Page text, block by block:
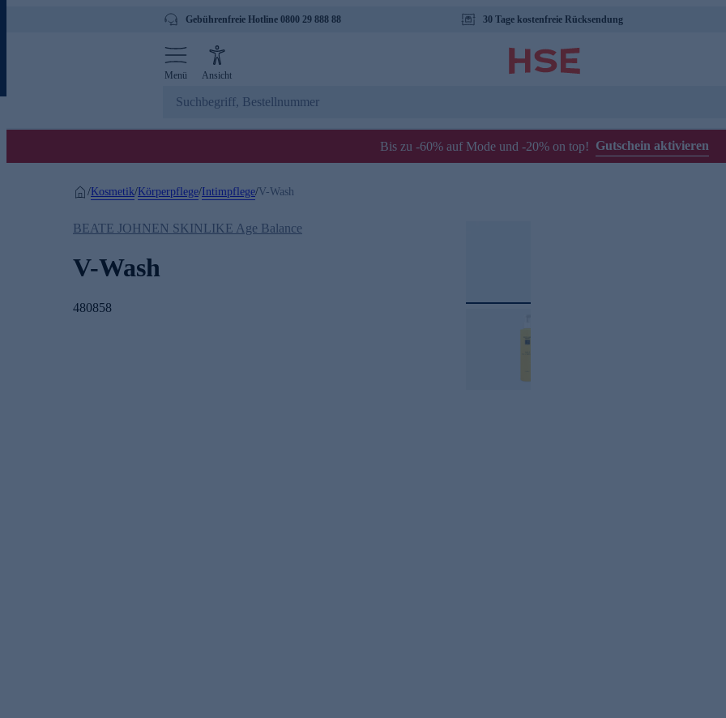
Gebührenfreie Hotline 0800 29 888 88 30 Tage kostenfreie Rücksendung
Menü Ansicht
Bis zu -60% auf Mode und -20% on top! Gutschein aktivieren
/Kosmetik/Körperpflege/Intimpflege/V-Wash
BEATE JOHNEN SKINLIKE Age Balance
V-Wash
480858